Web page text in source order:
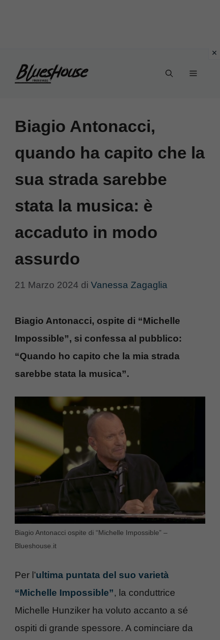
Menu
Biagio Antonacci,
quando ha capito che la
sua strada sarebbe
stata la musica: è
accaduto in modo
assurdo
21 Marzo 2024 di Vanessa Zagaglia
Biagio Antonacci, ospite di “Michelle
Impossible”, si confessa al pubblico:
“Quando ho capito che la mia strada
sarebbe stata la musica”.
Biagio Antonacci ospite di “Michelle Impossible” –
Blueshouse.it
Per l’ultima puntata del suo varietà
“Michelle Impossible”, la conduttrice
Michelle Hunziker ha voluto accanto a sé
ospiti di grande spessore. A cominciare da